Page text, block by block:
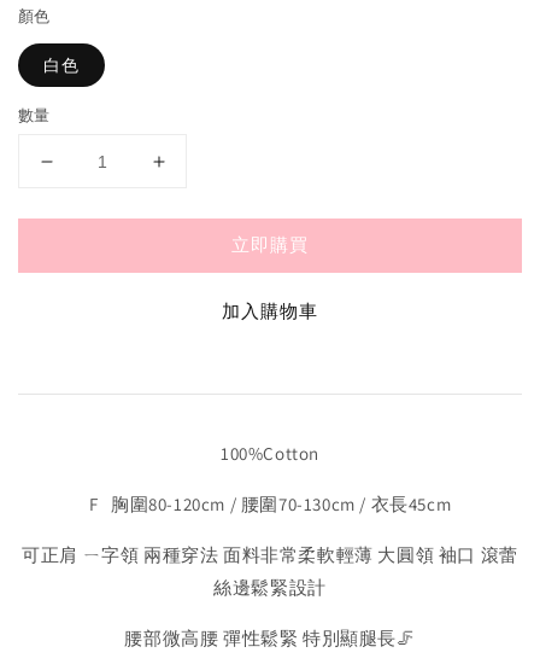
顏色
白色
數量
立即購買
加入購物車
100%Cotton
F 胸圍80-120cm / 腰圍70-130cm / 衣長45cm
可正肩 ㄧ字領 兩種穿法 面料非常柔軟輕薄 大圓領 袖口 滾蕾
絲邊鬆緊設計
腰部微高腰 彈性鬆緊 特別顯腿長🦵